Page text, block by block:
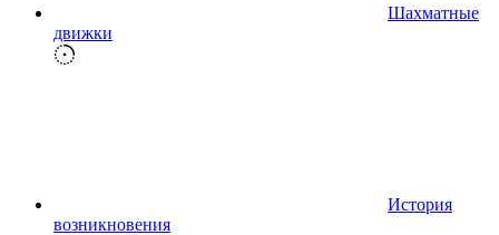
Шахматные
движки
История
возникновения